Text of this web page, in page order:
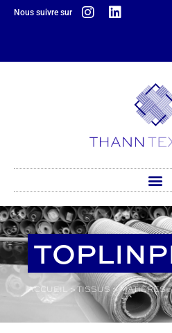
principal
Nous suivre sur
ACCUEIL >TISSUS>MATIÈRES